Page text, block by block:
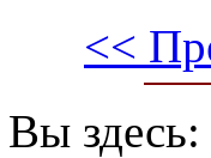
<<
Вы здесь: